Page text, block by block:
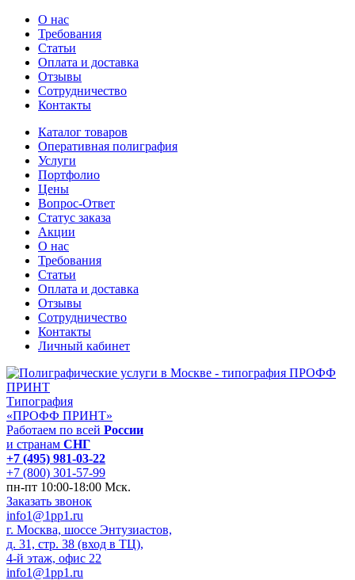
О нас
Требования
Статьи
Оплата и доставка
Отзывы
Сотрудничество
Контакты
Каталог товаров
Оперативная полиграфия
Услуги
Портфолио
Цены
Вопрос-Ответ
Статус заказа
Акции
О нас
Требования
Статьи
Оплата и доставка
Отзывы
Сотрудничество
Контакты
Личный кабинет
Типография
«ПРОФФ ПРИНТ»
Работаем по всей России
и странам СНГ
+7 (495) 981-03-22
+7 (800) 301-57-99
пн-пт 10:00-18:00 Мск.
Заказать звонок
info1@1pp1.ru
г. Москва, шоссе Энтузиастов,
д. 31, стр. 38 (вход в ТЦ),
4-й этаж, офис 22
info1@1pp1.ru